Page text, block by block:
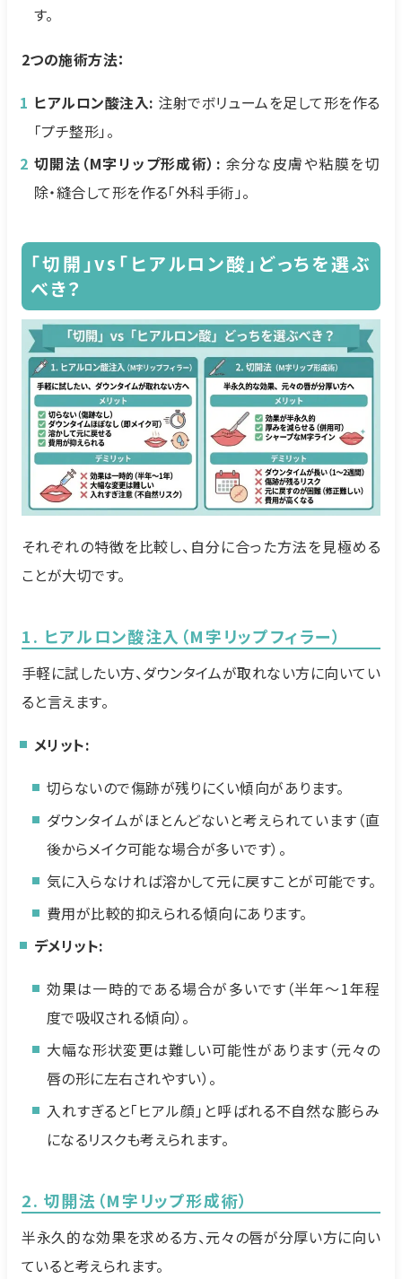
す。
2つの施術方法：
ヒアルロン酸注入: 注射でボリュームを足して形を作る
「プチ整形」。
切開法（M字リップ形成術）: 余分な皮膚や粘膜を切
除・縫合して形を作る「外科手術」。
「切開」vs「ヒアルロン酸」どっちを選ぶ
べき？
それぞれの特徴を比較し、自分に合った方法を見極める
ことが大切です。
1. ヒアルロン酸注入（M字リップフィラー）
手軽に試したい方、ダウンタイムが取れない方に向いてい
ると言えます。
メリット:
切らないので傷跡が残りにくい傾向があります。
ダウンタイムがほとんどないと考えられています（直
後からメイク可能な場合が多いです）。
気に入らなければ溶かして元に戻すことが可能です。
費用が比較的抑えられる傾向にあります。
デメリット:
効果は一時的である場合が多いです（半年〜1年程
度で吸収される傾向）。
大幅な形状変更は難しい可能性があります（元々の
唇の形に左右されやすい）。
入れすぎると「ヒアル顔」と呼ばれる不自然な膨らみ
になるリスクも考えられます。
2. 切開法（M字リップ形成術）
半永久的な効果を求める方、元々の唇が分厚い方に向い
ていると考えられます。